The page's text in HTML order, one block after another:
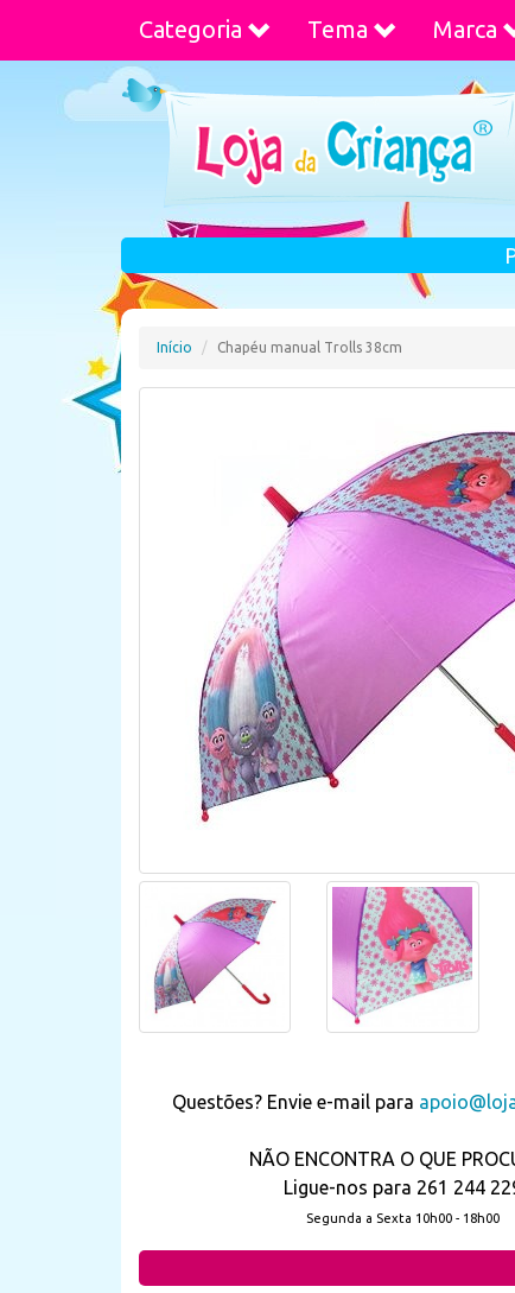
Categoria Tema Marca
Início Chapéu manual Trolls 38cm
Questões? Envie e-mail para
NÃO ENCONTRA O QUE
Ligue-nos para 261 244
Segunda a Sexta 10h00 - 18h00